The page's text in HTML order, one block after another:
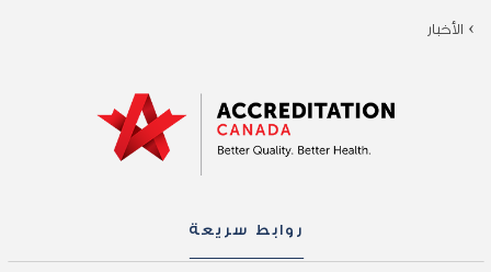
الأخبار
روابط سريعة